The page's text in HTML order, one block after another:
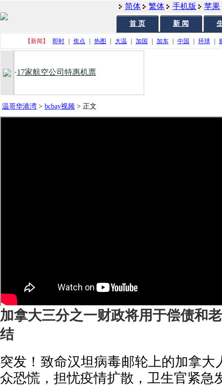
简体 繁体 手机版 苹果
首 页 新 闻
【新闻】 即时 焦点 热图 大温 加国 加东 中国 环球
·17家航空公司特惠机票
温哥华港湾 > bcbay视频 > 正文
加拿大三分之一财政将用于偿债和
结
突发！致命汉坦病毒邮轮上的加拿大
众恐慌，担忧疫情扩散，卫生官紧急